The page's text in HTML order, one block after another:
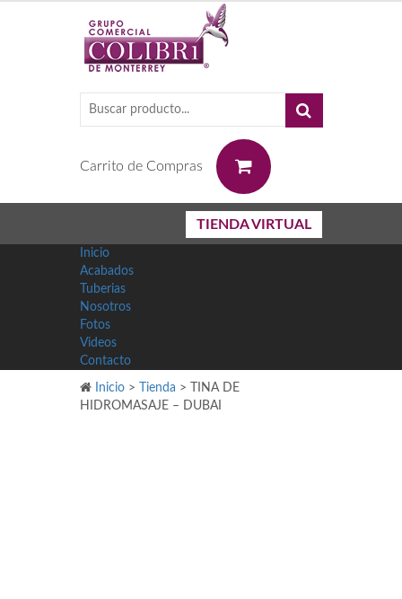
Carrito de Compras
TIENDA VIRTUAL
Inicio
Acabados
Tuberias
Nosotros
Fotos
Videos
Contacto
Inicio > Tienda >
TINA DE
HIDROMASAJE – DUBAI